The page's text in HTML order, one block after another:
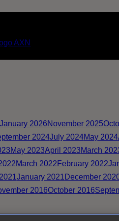
January 2026November 2025
2024July 2024May 2024
May 2023April 2023March
March 2022 February 2022
January 2021 December
2016October 2016